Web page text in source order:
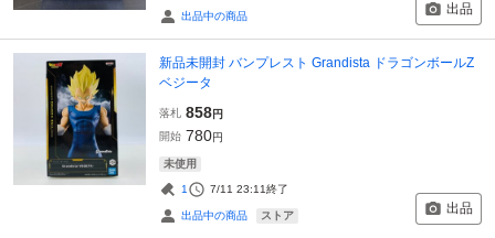
出品中の商品 出品
新品未開封 バンプレスト Grandista ドラゴンボールZ
ベジータ
落札 858円
開始 780円
未使用
1 7/11 23:11終了
出品中の商品 ストア 出品